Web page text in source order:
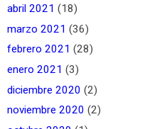
abril 2021 (18)
marzo 2021 (36)
febrero 2021 (28)
enero 2021 (3)
diciembre 2020 (2)
noviembre 2020 (2)